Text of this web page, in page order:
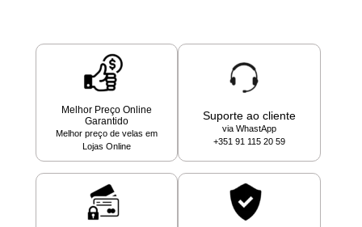
Melhor Preço Online
Garantido
Melhor preço de velas em
Lojas Online
Suporte ao cliente
via WhastApp
+351 91 115 20 59